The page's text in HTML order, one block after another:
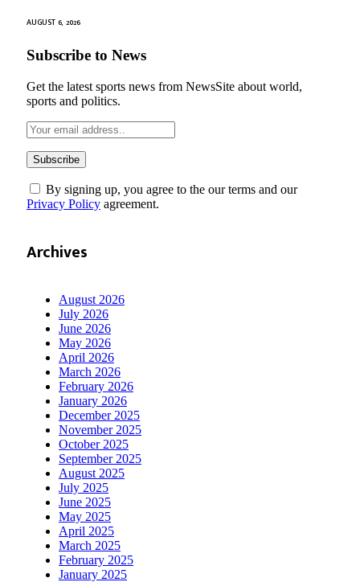
AUGUST 6, 2026
Subscribe to News
Get the latest sports news from NewsSite about world,
sports and politics.
By signing up, you agree to the our terms and our
Privacy Policy agreement.
Archives
August 2026
July 2026
June 2026
May 2026
April 2026
March 2026
February 2026
January 2026
December 2025
November 2025
October 2025
September 2025
August 2025
July 2025
June 2025
May 2025
April 2025
March 2025
February 2025
January 2025